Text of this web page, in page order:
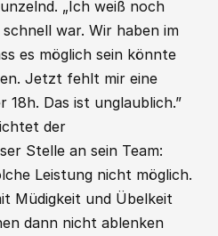
„Ich weiß noch
war. Wir haben im
es möglich sein könnte
Jetzt fehlt mir eine
Das ist unglaublich.”
der
Stelle an sein Team:
Leistung nicht möglich.
Müdigkeit und Übelkeit
dann nicht ablenken